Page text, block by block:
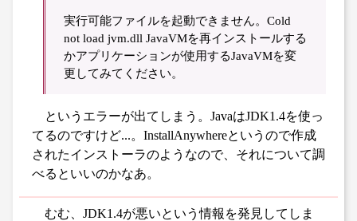
実行可能ファイルを起動できません。Cold
not load jvm.dll JavaVMを再インストールする
かアプリケーションが使用するJavaVMを変
更してみてください。
というエラーが出てしまう。JavaはJDK1.4を使っ
てるのですけど...。InstallAnywhereというので作成
されたインストーラのようなので、それについて調
べるといいのかなあ。
むむ、JDK1.4が悪いという情報を発見してしま